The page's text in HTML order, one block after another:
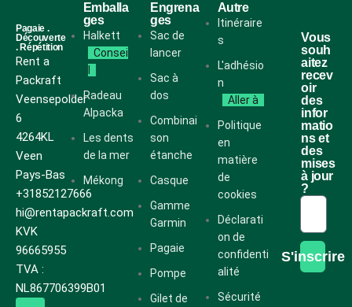
Pagaie .
Découverte
. Répétition
Rent a
Packraft
Veensepolder
6
4264KL
Veen
Pays-Bas
+31852127666
hi@rentapackraft.com
KVK
96665955
TVA :
NL867706399B01
Emballa
ges
Halkett
Consei
Radeau
Alpacka
Les dents
de la mer
Mékong
Engrena
ges
Sac de
lancer
Sac à
dos
Combinai
son
étanche
Casque
Gamme
Garmin
Pagaie
Pompe
Gilet de
Autre
Itinéraire
s
L'adhésio
n
Aller à
Politique
en
matière
de
cookies
Déclarati
on de
confidenti
alité
Sécurité
Vous
souh
aitez
recev
oir
des
infor
matio
ns et
des
mises
à jour
?
S'inscrire